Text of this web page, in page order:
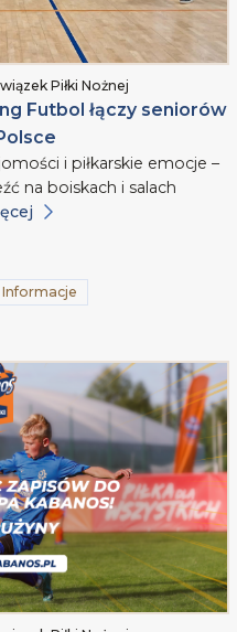
Piłki Nożnej
Futbol łączy seniorów
i piłkarskie emocje –
na boiskach i salach
Informacje